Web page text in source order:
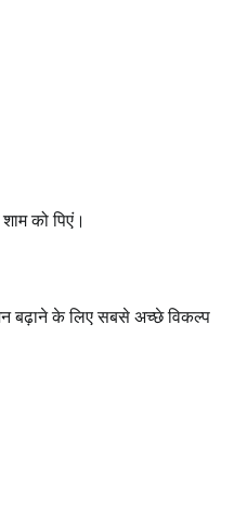
को पिएं।
बढ़ाने के लिए सबसे अच्छे विकल्प